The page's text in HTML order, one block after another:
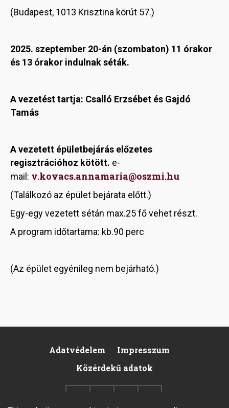
(Budapest, 1013 Krisztina körút 57.)
2025. szeptember 20-án (szombaton) 11 órakor
és 13 órakor indulnak séták.
A vezetést tartja: Csalló Erzsébet és Gajdó
Tamás
A vezetett épületbejárás előzetes
regisztrációhoz kötött. e-
mail: v.kovacs.annamaria@oszmi.hu
(Találkozó az épület bejárata előtt.)
Egy-egy vezetett sétán max.25 fő vehet részt.
A program időtartama: kb.90 perc
(Az épület egyénileg nem bejárható.)
Footer
Adatvédelem
Impresszum
Közérdekű adatok